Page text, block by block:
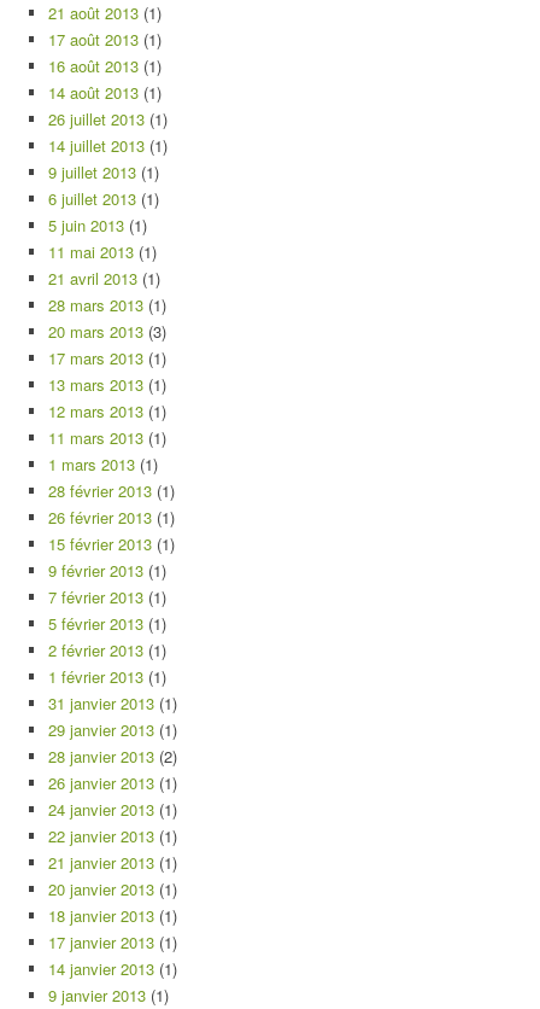
21 août 2013 (1)
17 août 2013 (1)
16 août 2013 (1)
14 août 2013 (1)
26 juillet 2013 (1)
14 juillet 2013 (1)
9 juillet 2013 (1)
6 juillet 2013 (1)
5 juin 2013 (1)
11 mai 2013 (1)
21 avril 2013 (1)
28 mars 2013 (1)
20 mars 2013 (3)
17 mars 2013 (1)
13 mars 2013 (1)
12 mars 2013 (1)
11 mars 2013 (1)
1 mars 2013 (1)
28 février 2013 (1)
26 février 2013 (1)
15 février 2013 (1)
9 février 2013 (1)
7 février 2013 (1)
5 février 2013 (1)
2 février 2013 (1)
1 février 2013 (1)
31 janvier 2013 (1)
29 janvier 2013 (1)
28 janvier 2013 (2)
26 janvier 2013 (1)
24 janvier 2013 (1)
22 janvier 2013 (1)
21 janvier 2013 (1)
20 janvier 2013 (1)
18 janvier 2013 (1)
17 janvier 2013 (1)
14 janvier 2013 (1)
9 janvier 2013 (1)